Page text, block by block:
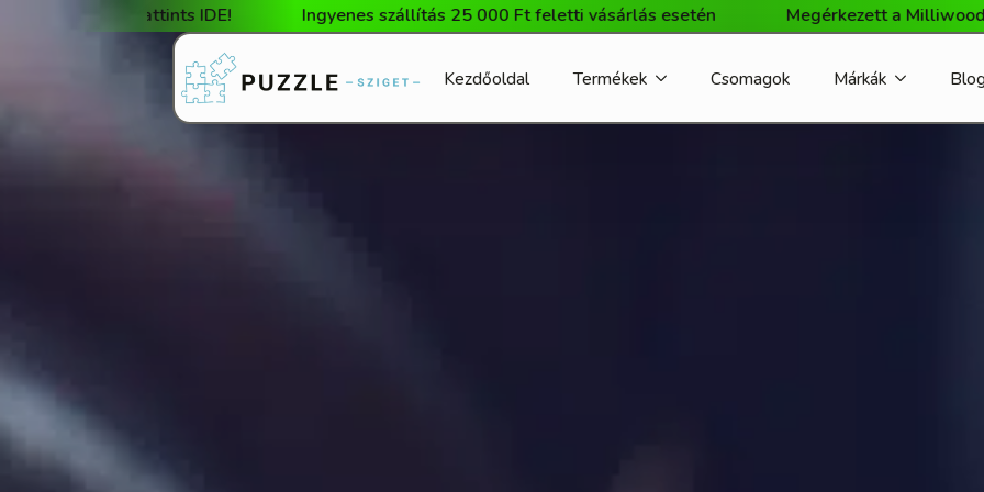
Ingyenes szállítás 25 000 Ft feletti vásárlás esetén Megérkezett a Milliwood márka
Kezdőoldal Termékek Csomagok Márkák